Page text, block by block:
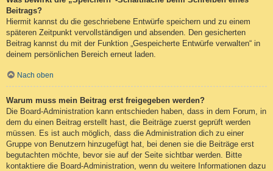
Beitrags?
Hiermit kannst du die geschriebene Entwürfe speichern und zu einem
späteren Zeitpunkt vervollständigen und absenden. Den gesicherten
Beitrag kannst du mit der Funktion „Gespeicherte Entwürfe verwalten“ in
deinem persönlichen Bereich erneut laden.
Nach oben
Warum muss mein Beitrag erst freigegeben werden?
Die Board-Administration kann entschieden haben, dass in dem Forum, in
dem du einen Beitrag erstellt hast, die Beiträge zuerst geprüft werden
müssen. Es ist auch möglich, dass die Administration dich zu einer
Gruppe von Benutzern hinzugefügt hat, bei denen sie die Beiträge erst
begutachten möchte, bevor sie auf der Seite sichtbar werden. Bitte
kontaktiere die Board-Administration, wenn du weitere Informationen dazu